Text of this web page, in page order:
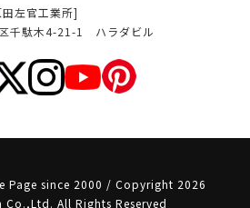
左官工業所]
千駄木4-21-1 ハラダビル
Page since 2000 / Copyright 2026
Co.,Ltd. All Rights Reserved